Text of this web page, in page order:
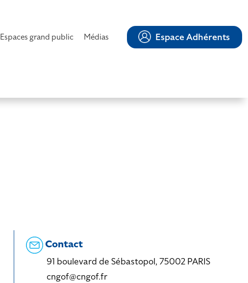
Espaces grand public Médias Espace Adhérents
Contact
91 boulevard de Sébastopol, 75002 PARIS
cngof@cngof.fr